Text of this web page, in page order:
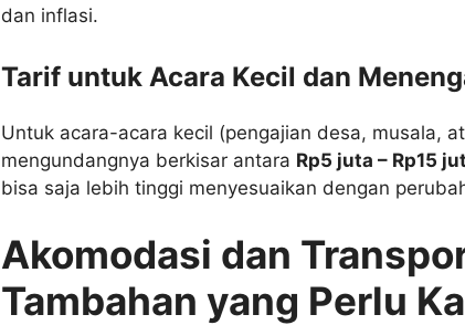
dan inflasi.
Tarif untuk Acara Kecil dan
Untuk acara-acara kecil (pengajian desa, musala,
mengundangnya berkisar antara Rp5 juta – Rp15
bisa saja lebih tinggi menyesuaikan dengan
Akomodasi dan
Tambahan yang Perlu